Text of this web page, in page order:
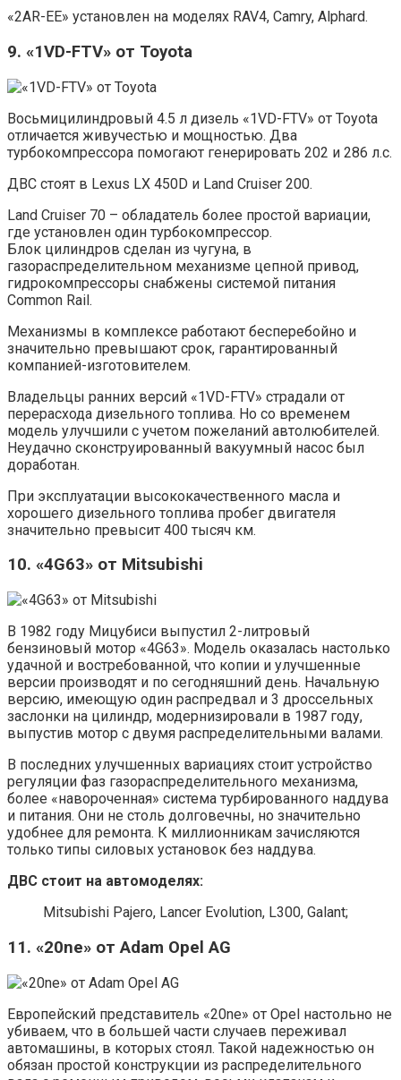
«2AR-EE» установлен на моделях RAV4, Camry, Alphard.
9. «1VD-FTV» от Toyota
Восьмицилиндровый 4.5 л дизель «1VD-FTV» от Toyota
отличается живучестью и мощностью. Два
турбокомпрессора помогают генерировать 202 и 286 л.с.
ДВС стоят в Lexus LX 450D и Land Cruiser 200.
Land Cruiser 70 – обладатель более простой вариации,
где установлен один турбокомпрессор.
Блок цилиндров сделан из чугуна, в
газораспределительном механизме цепной привод,
гидрокомпрессоры снабжены системой питания
Common Rail.
Механизмы в комплексе работают бесперебойно и
значительно превышают срок, гарантированный
компанией-изготовителем.
Владельцы ранних версий «1VD-FTV» страдали от
перерасхода дизельного топлива. Но со временем
модель улучшили с учетом пожеланий автолюбителей.
Неудачно сконструированный вакуумный насос был
доработан.
При эксплуатации высококачественного масла и
хорошего дизельного топлива пробег двигателя
значительно превысит 400 тысяч км.
10. «4G63» от Mitsubishi
В 1982 году Мицубиси выпустил 2-литровый
бензиновый мотор «4G63». Модель оказалась настолько
удачной и востребованной, что копии и улучшенные
версии производят и по сегодняшний день. Начальную
версию, имеющую один распредвал и 3 дроссельных
заслонки на цилиндр, модернизировали в 1987 году,
выпустив мотор с двумя распределительными валами.
В последних улучшенных вариациях стоит устройство
регуляции фаз газораспределительного механизма,
более «навороченная» система турбированного наддува
и питания. Они не столь долговечны, но значительно
удобнее для ремонта. К миллионникам зачисляются
только типы силовых установок без наддува.
ДВС стоит на автомоделях:
Mitsubishi Pajero, Lancer Evolution, L300, Galant;
11. «20ne» от Adam Opel AG
Европейский представитель «20ne» от Opel настольно не
убиваем, что в большей части случаев переживал
автомашины, в которых стоял. Такой надежностью он
обязан простой конструкции из распределительного